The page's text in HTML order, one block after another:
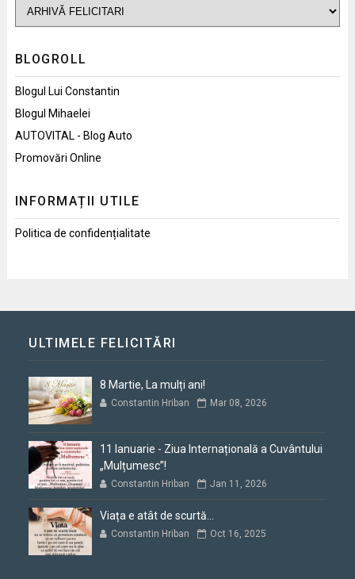
BLOGROLL
Blogul Lui Constantin
Blogul Mihaelei
AUTOVITAL - Blog Auto
Promovări Online
INFORMAȚII UTILE
Politica de confidențialitate
ULTIMELE FELICITĂRI
8 Martie, La mulți ani!
Constantin Hriban Mar 08, 2026
11 Ianuarie - Ziua Internațională a Cuvântului
„Mulțumesc”!
Constantin Hriban Jan 11, 2026
Viața e atât de scurtă...
Constantin Hriban Oct 16, 2025